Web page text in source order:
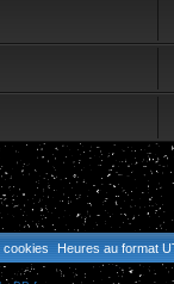
Heures au format
cookies